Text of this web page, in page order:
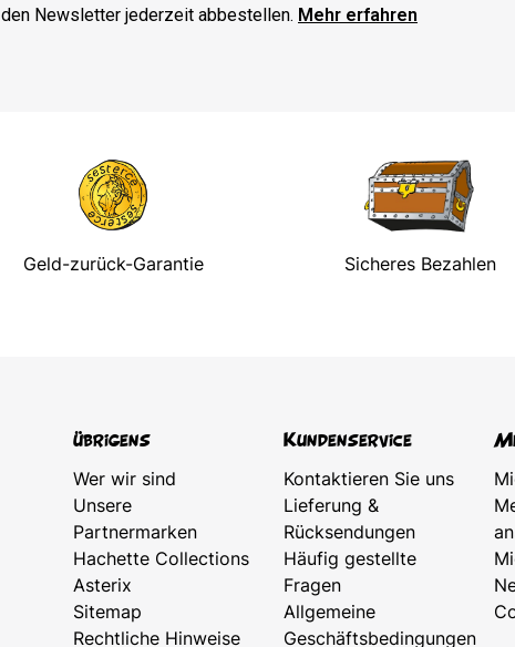
den Newsletter jederzeit abbestellen. Mehr erfahren
Geld-zurück-Garantie Sicheres Bezahlen
übrigens
Wer wir sind
Unsere
Partnermarken
Hachette Collections
Asterix
Sitemap
Rechtliche Hinweise
Kundenservice
Kontaktieren Sie uns
Lieferung &
Rücksendungen
Häufig gestellte
Fragen
Allgemeine
Geschäftsbedingungen